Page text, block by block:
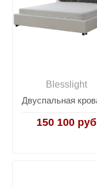
Blesslight
150 100 руб